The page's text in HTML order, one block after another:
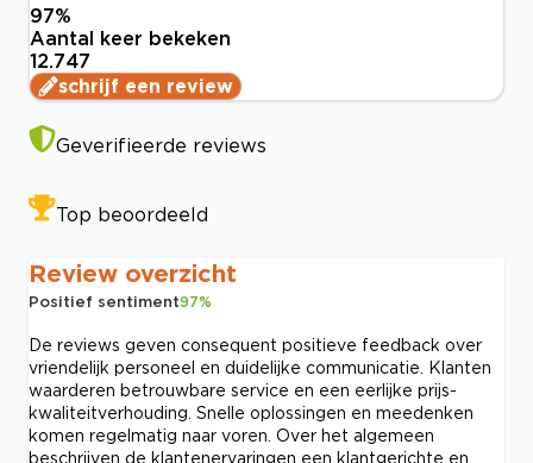
97%
Aantal keer bekeken
12.747
schrijf een review
Geverifieerde reviews
Top beoordeeld
Review overzicht
Positief sentiment97%
De reviews geven consequent positieve feedback over
vriendelijk personeel en duidelijke communicatie. Klanten
waarderen betrouwbare service en een eerlijke prijs-
kwaliteitverhouding. Snelle oplossingen en meedenken
komen regelmatig naar voren. Over het algemeen
beschrijven de klantenervaringen een klantgerichte en